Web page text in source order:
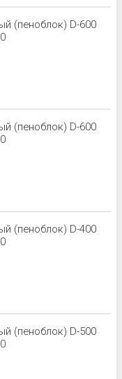
(пеноблок) D-600
(пеноблок) D-600
(пеноблок) D-400
(пеноблок) D-500